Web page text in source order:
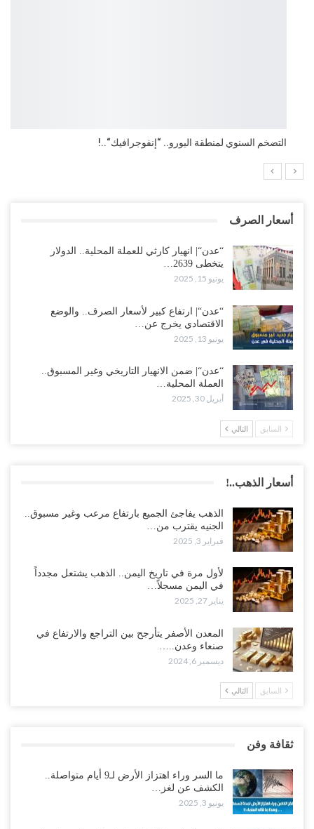
التضخم السنوي لمنطقة اليورو.. “إنفوجرافيك“..!
أسعار الصرف
“عدن“| انهيار كارثي للعملة المحلية.. الدولار
يتخطى 2639…
يونيو 15, 2025
“عدن“| ارتفاع كبير لأسعار الصرف.. والوضع
الاقتصادي يخرج عن…
يونيو 13, 2025
“عدن“| ضمن الانهيار التاريخي وغير المسبوق..
العملة المحلية…
أبريل 30, 2025
السابق التالي
أسعار الذهب..!
الذهب يفاجئ الجميع بارتفاع مرعب وغير مسبوق..
الجنيه يقترب من…
فبراير 3, 2025
لأول مرة في تاريخ اليمن.. الذهب يشتعل مجدداً
في اليمن مسجلاً…
يناير 27, 2025
المعدن الأصفر يتأرجح بين التراجع والارتفاع في
صنعاء وعدن..…
ديسمبر 6, 2024
السابق التالي
ثقافة وفن
ما السر وراء اهتزاز الأرض لـ9 أيام متواصلة..
الكشف عن لغز…
يونيو 3, 2025